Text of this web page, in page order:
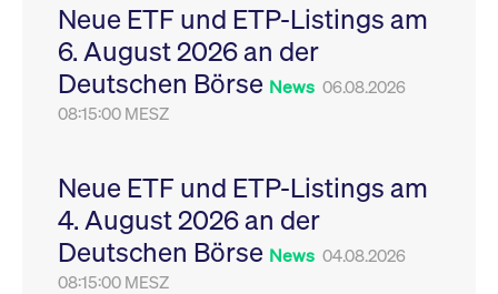
Neue ETF und ETP-Listings am
6. August 2026 an der
Deutschen Börse News 06.08.2026
08:15:00 MESZ
Neue ETF und ETP-Listings am
4. August 2026 an der
Deutschen Börse News 04.08.2026
08:15:00 MESZ
Sitzungen geehrt